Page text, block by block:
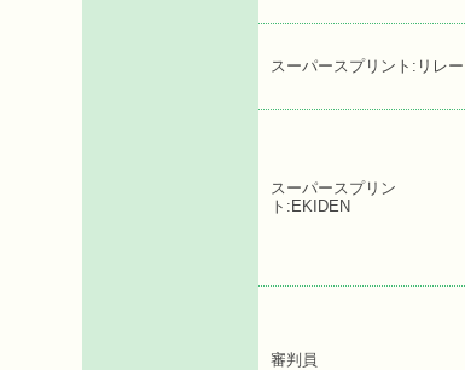
スーパースプリント:リレー
スーパースプリン
ト:EKIDEN
審判員